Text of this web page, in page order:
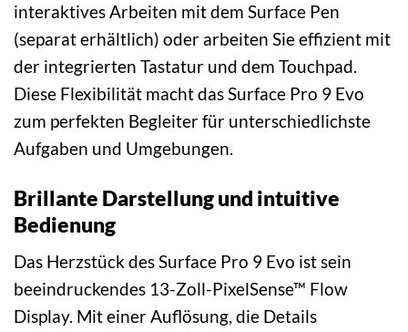
interaktives Arbeiten mit dem Surface Pen
(separat erhältlich) oder arbeiten Sie effizient mit
der integrierten Tastatur und dem Touchpad.
Diese Flexibilität macht das Surface Pro 9 Evo
zum perfekten Begleiter für unterschiedlichste
Aufgaben und Umgebungen.
Brillante Darstellung und intuitive
Bedienung
Das Herzstück des Surface Pro 9 Evo ist sein
beeindruckendes 13-Zoll-PixelSense™ Flow
Display. Mit einer Auflösung, die Details